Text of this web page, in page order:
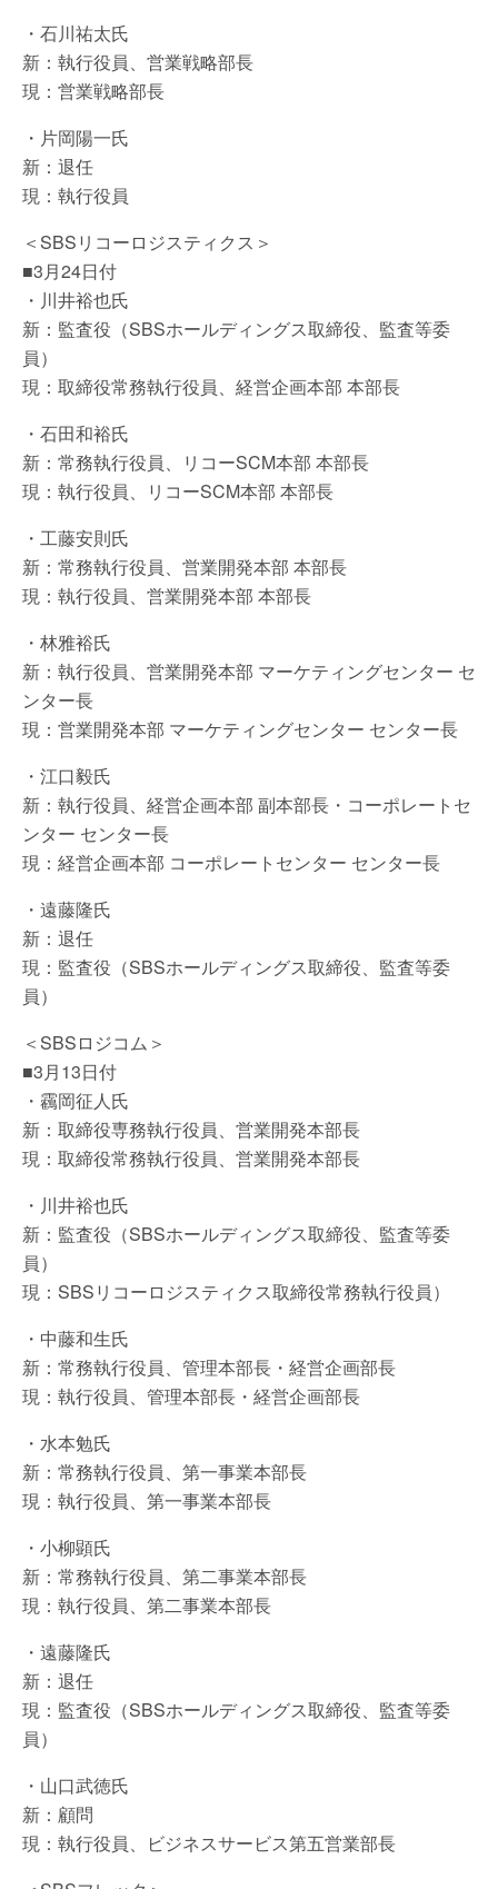
・石川祐太氏
新：執行役員、営業戦略部長
現：営業戦略部長
・片岡陽一氏
新：退任
現：執行役員
＜SBSリコーロジスティクス＞
■3月24日付
・川井裕也氏
新：監査役（SBSホールディングス取締役、監査等委
員）
現：取締役常務執行役員、経営企画本部 本部長
・石田和裕氏
新：常務執行役員、リコーSCM本部 本部長
現：執行役員、リコーSCM本部 本部長
・工藤安則氏
新：常務執行役員、営業開発本部 本部長
現：執行役員、営業開発本部 本部長
・林雅裕氏
新：執行役員、営業開発本部 マーケティングセンター セ
ンター長
現：営業開発本部 マーケティングセンター センター長
・江口毅氏
新：執行役員、経営企画本部 副本部長・コーポレートセ
ンター センター長
現：経営企画本部 コーポレートセンター センター長
・遠藤隆氏
新：退任
現：監査役（SBSホールディングス取締役、監査等委
員）
＜SBSロジコム＞
■3月13日付
・靏岡征人氏
新：取締役専務執行役員、営業開発本部長
現：取締役常務執行役員、営業開発本部長
・川井裕也氏
新：監査役（SBSホールディングス取締役、監査等委
員）
現：SBSリコーロジスティクス取締役常務執行役員）
・中藤和生氏
新：常務執行役員、管理本部長・経営企画部長
現：執行役員、管理本部長・経営企画部長
・水本勉氏
新：常務執行役員、第一事業本部長
現：執行役員、第一事業本部長
・小柳顕氏
新：常務執行役員、第二事業本部長
現：執行役員、第二事業本部長
・遠藤隆氏
新：退任
現：監査役（SBSホールディングス取締役、監査等委
員）
・山口武徳氏
新：顧問
現：執行役員、ビジネスサービス第五営業部長